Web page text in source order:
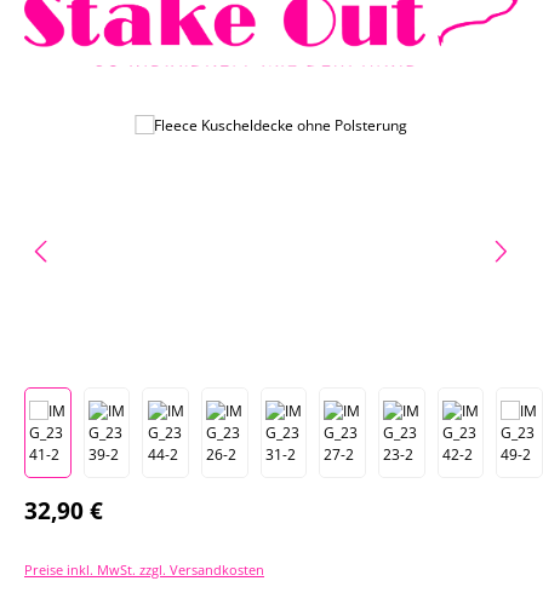
Bildergalerie überspringen
Regulärer Preis:
32,90 €
Preise inkl. MwSt. zzgl. Versandkosten